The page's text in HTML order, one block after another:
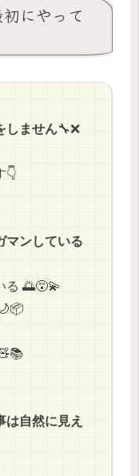
にやって
しません🔧❌
👇
マンしている
る 🌅😵‍💫
は自然に見え